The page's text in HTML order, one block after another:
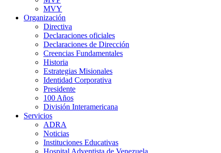
MVY
Organización
Directiva
Declaraciones oficiales
Declaraciones de Dirección
Creencias Fundamentales
Historia
Estrategias Misionales
Identidad Corporativa
Presidente
100 Años
División Interamericana
Servicios
ADRA
Noticias
Instituciones Educativas
Hospital Adventista de Venezuela